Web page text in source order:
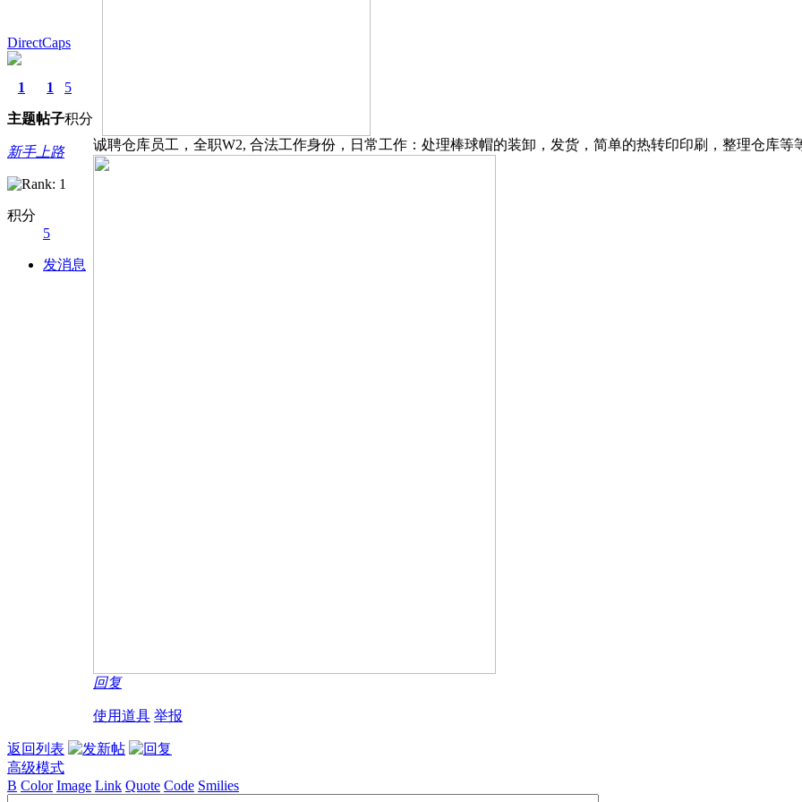
DirectCaps
1
主题
1
帖子
5
积分
新手上路
积分
5
发消息
诚聘仓库员工，全职W2, 合法工作身份，日常工作：处理棒球帽的装卸，发货，简单的热转印印刷，整理仓库等
回复
使用道具 举报
返回列表
高级模式
B Color Image Link Quote Code Smilies